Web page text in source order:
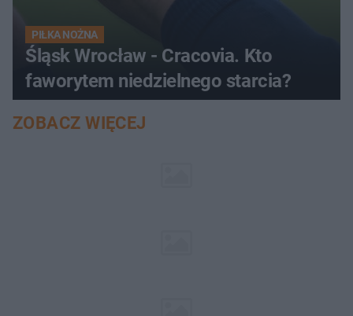
PIŁKA NOŻNA
Śląsk Wrocław - Cracovia. Kto
faworytem niedzielnego starcia?
ZOBACZ WIĘCEJ